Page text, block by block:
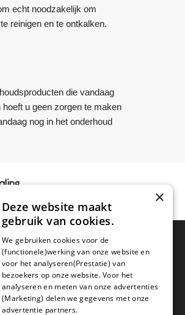
echt noodzakelijk om
reinigen en te ontkalken.
die vandaag
u geen zorgen te maken
nog in het onderhoud
en op rekening
8B 5405 PA
tabletten.nlTel.
×
Deze website maakt
gebruik van cookies.
We gebruiken cookies voor de
(functionele)werking van onze website en
voor het analyseren(Prestatie) van
bezoekers op onze website. Voor het
analyseren en meten van onze advertenties
(Marketing) delen we gegevens met onze
advertentie partners.